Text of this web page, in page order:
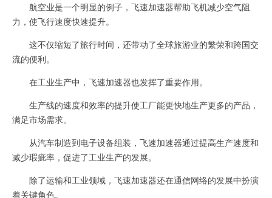
航空业是一个明显的例子，飞速加速器帮助飞机减少空气阻
力，使飞行速度快速提升。
这不仅缩短了旅行时间，还带动了全球旅游业的繁荣和跨国交
流的便利。
在工业生产中，飞速加速器也发挥了重要作用。
生产线的速度和效率的提升使工厂能更快地生产更多的产品，
满足市场需求。
从汽车制造到电子设备组装，飞速加速器通过提高生产速度和
减少瑕疵率，促进了工业生产的发展。
除了运输和工业领域，飞速加速器还在通信网络的发展中扮演
着关键角色。